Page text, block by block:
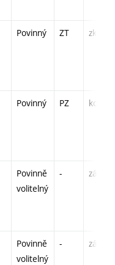
Povinný ZT zk
Povinný PZ kol
Povinně
volitelný
- zá
Povinně
volitelný
- zá